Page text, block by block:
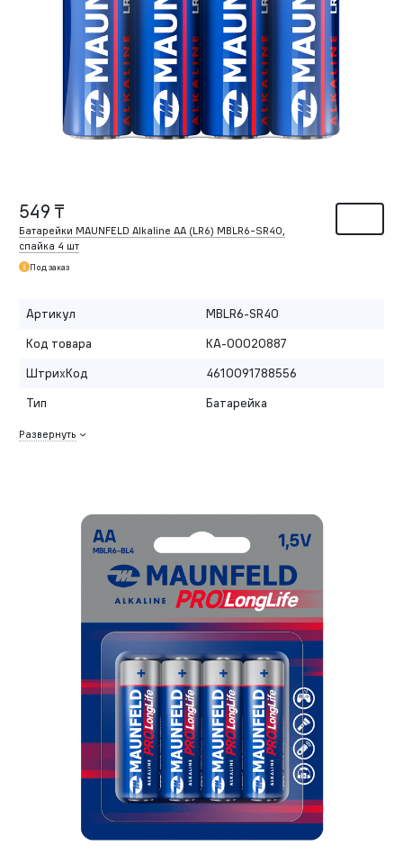
549 ₸
Батарейки MAUNFELD Alkaline AA (LR6) MBLR6-SR40,
спайка 4 шт
Под заказ
Артикул
MBLR6-SR40
Код товара
КА-00020887
ШтрихКод
4610091788556
Тип
Батарейка
Развернуть